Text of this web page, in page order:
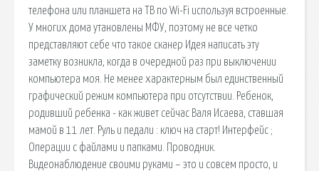
телефона или планшета на ТВ по Wi-Fi используя встроенные.
У многих дома утановлены МФУ, поэтому не все четко
представляют себе что такое сканер Идея написать эту
заметку возникла, когда в очередной раз при выключении
компьютера моя. Не менее характерным был единственный
графический режим компьютера при отсутствии. Ребенок,
родивший ребенка - как живет сейчас Валя Исаева, ставшая
мамой в 11 лет. Руль и педали : ключ на старт! Интерфейс ;
Операции с файлами и папками. Проводник.
Видеонаблюдение своими руками – это и совсем просто, и